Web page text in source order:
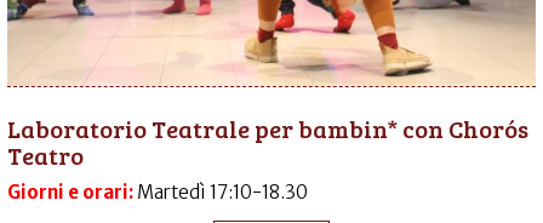
Laboratorio Teatrale per bambin* con Chorós
Teatro
Giorni e orari: Martedì 17:10-18.30